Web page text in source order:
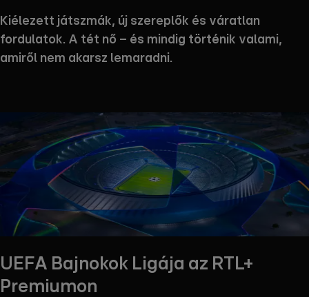
Kiélezett játszmák, új szereplők és váratlan
fordulatok. A tét nő – és mindig történik valami,
amiről nem akarsz lemaradni.
UEFA Bajnokok Ligája az RTL+
Premiumon